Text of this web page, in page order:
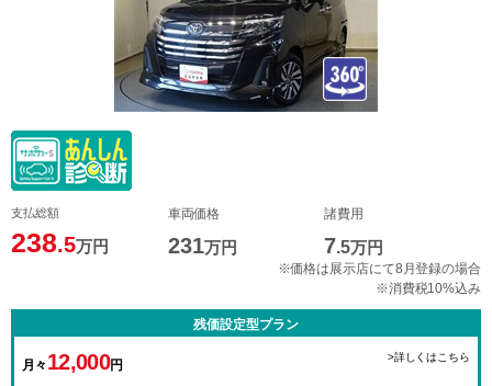
支払総額
238.5万円
車両価格
231万円
諸費用
7.5万円
※価格は展示店にて8月登録の場合
※消費税10%込み
残価設定型プラン
月々 12,000円
>詳しくはこちら